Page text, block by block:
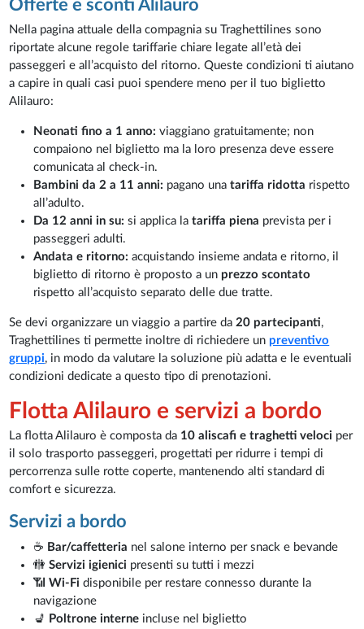
Offerte e sconti Alilauro
Nella pagina attuale della compagnia su Traghettilines sono
riportate alcune regole tariffarie chiare legate all’età dei
passeggeri e all’acquisto del ritorno. Queste condizioni ti aiutano
a capire in quali casi puoi spendere meno per il tuo biglietto
Alilauro:
Neonati fino a 1 anno: viaggiano gratuitamente; non
compaiono nel biglietto ma la loro presenza deve essere
comunicata al check-in.
Bambini da 2 a 11 anni: pagano unatariffa ridotta rispetto
all’adulto.
Da 12 anni in su: si applica latariffa piena prevista per i
passeggeri adulti.
Andata e ritorno: acquistando insieme andata e ritorno, il
biglietto di ritorno è proposto a un prezzo scontato
rispetto all’acquisto separato delle due tratte.
Se devi organizzare un viaggio a partire da20 partecipanti,
Traghettilines ti permette inoltre di richiedere un preventivo
gruppi, in modo da valutare la soluzione più adatta e le eventuali
condizioni dedicate a questo tipo di prenotazioni.
Flotta Alilauro e servizi a bordo
La flotta Alilauro è composta da 10 aliscafi e traghetti veloci per
il solo trasporto passeggeri, progettati per ridurre i tempi di
percorrenza sulle rotte coperte, mantenendo alti standard di
comfort e sicurezza.
Servizi a bordo
☕ Bar/caffetteria nel salone interno per snack e bevande
🚻Servizi igienici presenti su tutti i mezzi
📶Wi-Fi disponibile per restare connesso durante la
navigazione
💺 Poltrone interne incluse nel biglietto